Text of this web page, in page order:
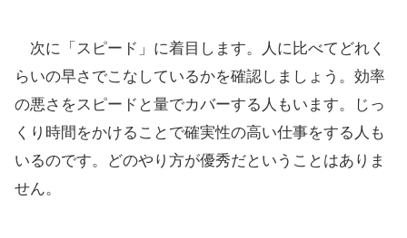
次に「スピード」に着目します。人に比べてどれく
らいの早さでこなしているかを確認しましょう。効率
の悪さをスピードと量でカバーする人もいます。じっ
くり時間をかけることで確実性の高い仕事をする人も
いるのです。どのやり方が優秀だということはありま
せん。